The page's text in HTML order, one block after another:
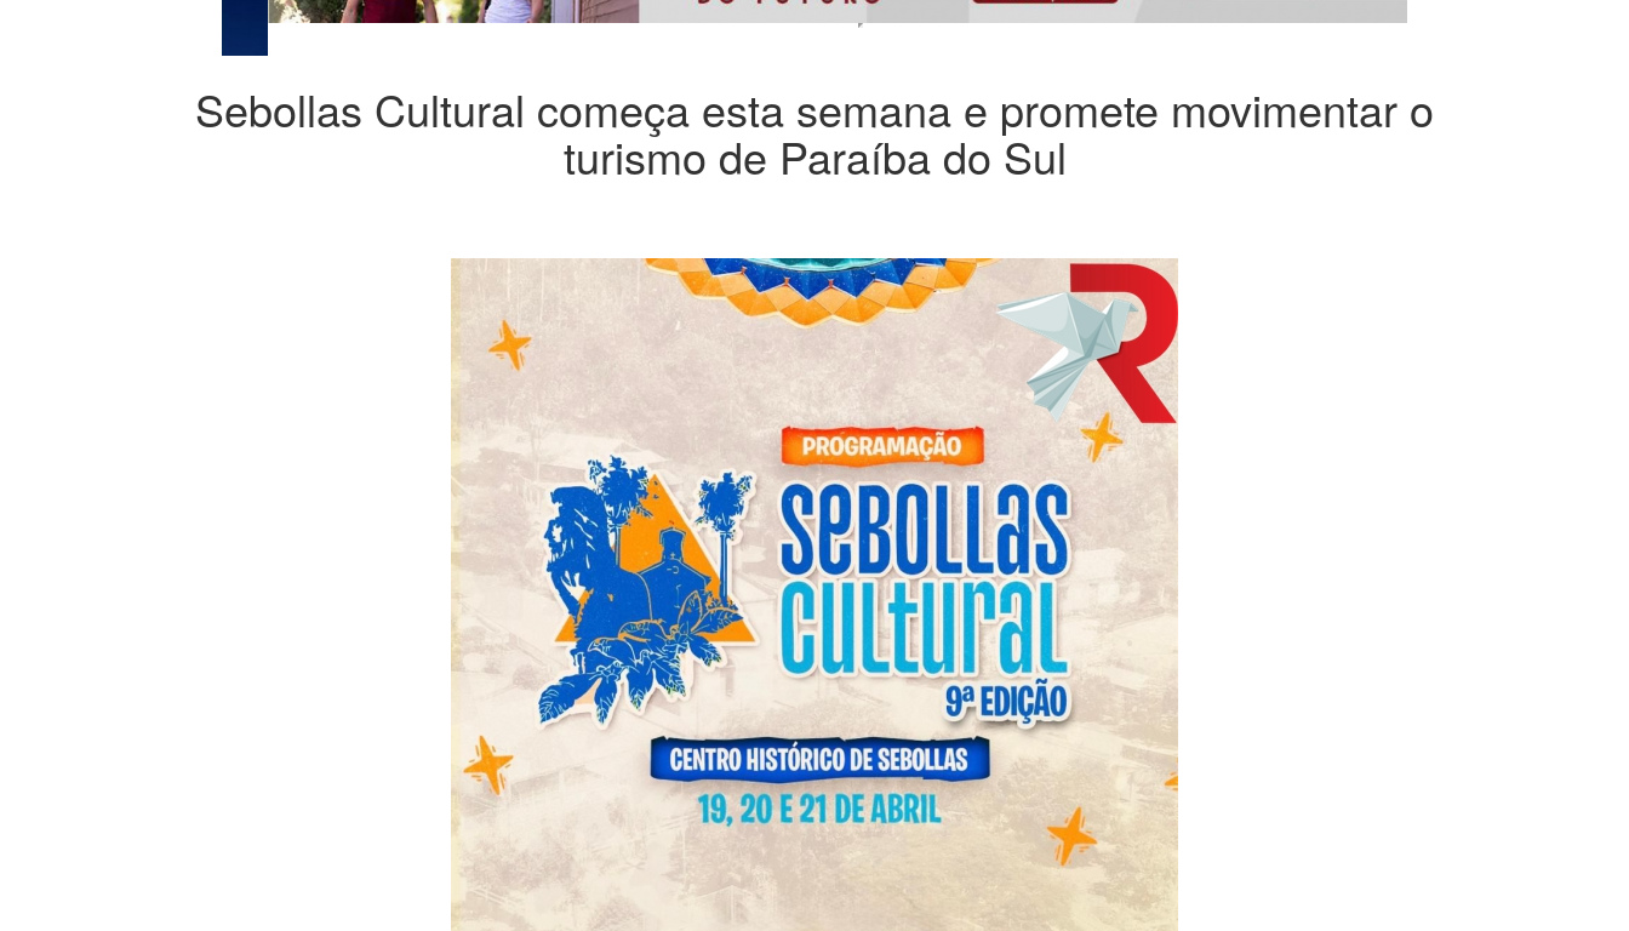
Sebollas Cultural começa esta semana e promete movimentar o
turismo de Paraíba do Sul